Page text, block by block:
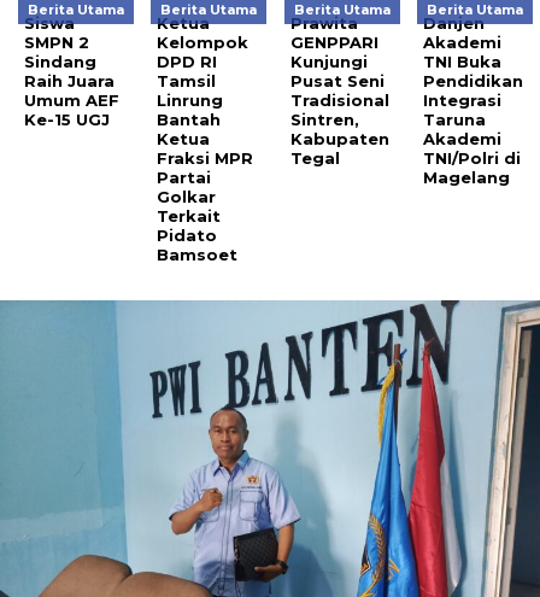
Berita Utama
Siswa
SMPN 2
Sindang
Raih Juara
Umum AEF
Ke-15 UGJ
Berita Utama
Ketua
Kelompok
DPD RI
Tamsil
Linrung
Bantah
Ketua
Fraksi MPR
Partai
Golkar
Terkait
Pidato
Bamsoet
Berita Utama
Prawita
GENPPARI
Kunjungi
Pusat Seni
Tradisional
Sintren,
Kabupaten
Tegal
Berita Utama
Danjen
Akademi
TNI Buka
Pendidikan
Integrasi
Taruna
Akademi
TNI/Polri di
Magelang